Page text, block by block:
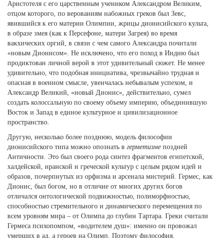
Аристотеля с его царственным учеником Александром Великим,
отцом которого, по верованиям набожных греков был Зевс,
явившийся к его материи Олимпии, жрицы дионисийского культа,
в образе змея (как к Персефоне, матери Загрея) во время
вакхических оргий, в связи с чем самого Александра почитали
«новым Дионисом». Не исключено, что его поход в Индию был
продиктован личной верой в этот удивительный сюжет. Не менее
удивительно, что подобная инициатива, чрезвычайно трудная и
опасная в военном смысле, увенчалась небывалым успехом, и
Александр Великий, «новый Дионис», действительно, сумел
создать колоссальную по своему объему империю, объединившую
Восток и Запад в единое культурное и цивилизационное
пространство.
Другую, несколько более позднюю, модель философии
дионисийского типа можно опознать в герметизме поздней
Античности. Это был своего рода синтез фрагментов египетской,
халдейской, иранской и греческой культур с целым рядом идей и
образов, почерпнутых из орфизма и арсенала мистерий. Гермес, как
Дионис, был богом, но в отличие от многих других богов
отличался онтологической подвижностью, полиморфностью,
способностью стремительного и динамического перемещения по
всем уровням мира – от Олимпа до глубин Тартара. Греки считали
Гермеса психопомпом, «водителем душ»: именно он провожал
умерших в ад, а героев на Олимп. Поэтому философия,